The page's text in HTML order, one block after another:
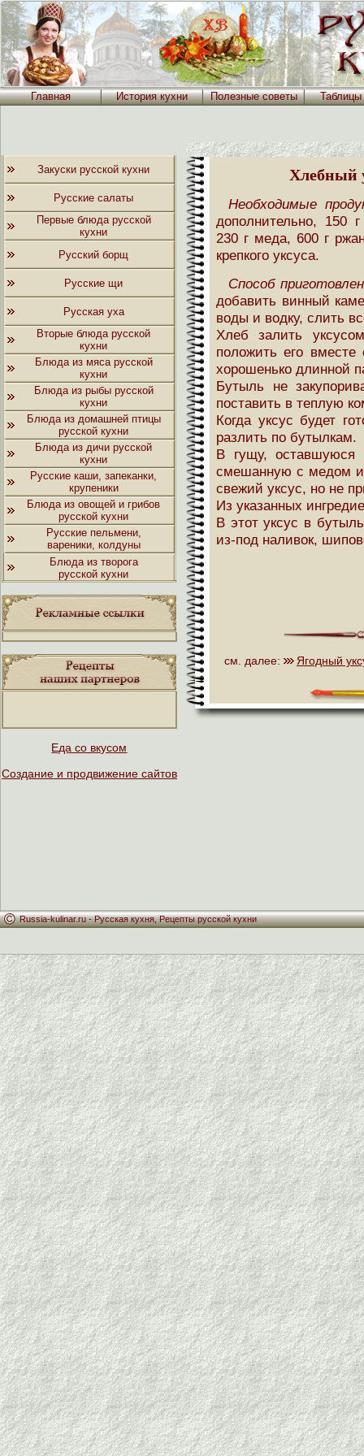
Главная История кухни Полезные советы
Закуски русской кухни
Русские салаты
Первые блюда русской
кухни
Русский борщ
Русские щи
Русская уха
Вторые блюда русской
кухни
Блюда из мяса русской
кухни
Блюда из рыбы русской
кухни
Блюда из домашней птицы
русской кухни
Блюда из дичи русской
кухни
Русские каши, запеканки,
крупеники
Блюда из овощей и грибов
русской кухни
Русские пельмени,
вареники, колдуны
Блюда из творога
русской кухни
Еда со вкусом
Создание и продвижение сайтов
Хлебный
Необходимые
дополнительно, 150
230 г меда, 600 г
крепкого уксуса.
Способ
добавить винный
воды и водку, слить
Хлеб залить
положить его
хорошенько длинной
Бутыль не
поставить в теплую
Когда уксус будет
разлить по бутылкам.
В гущу,
смешанную с медом и
свежий уксус, но не
Из указанных
В этот уксус в
из-под наливок,
см. далее: Ягодный
Russia-kulinar.ru -Русская кухня,Рецепты русской кухни